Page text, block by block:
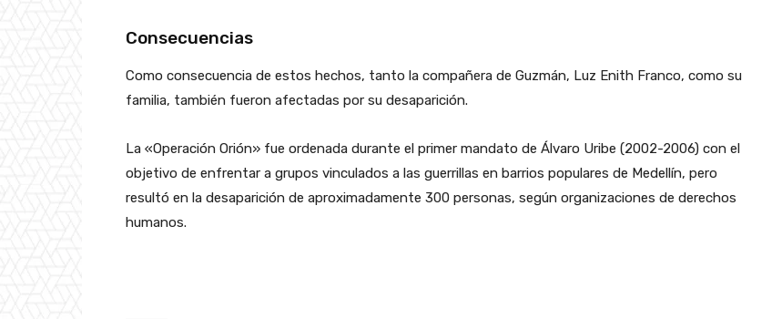
Consecuencias
Como consecuencia de estos hechos, tanto la compañera de Guzmán, Luz Enith Franco, como su
familia, también fueron afectadas por su desaparición.
La «Operación Orión» fue ordenada durante el primer mandato de Álvaro Uribe (2002-2006) con el
objetivo de enfrentar a grupos vinculados a las guerrillas en barrios populares de Medellín, pero
resultó en la desaparición de aproximadamente 300 personas, según organizaciones de derechos
humanos.